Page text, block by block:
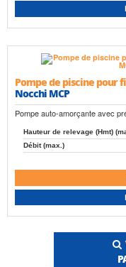
Pompe de piscine pour
Nocchi MCP
Pompe auto-amorçante avec
Hauteur de relevage (Hmt)
Débit (max.)